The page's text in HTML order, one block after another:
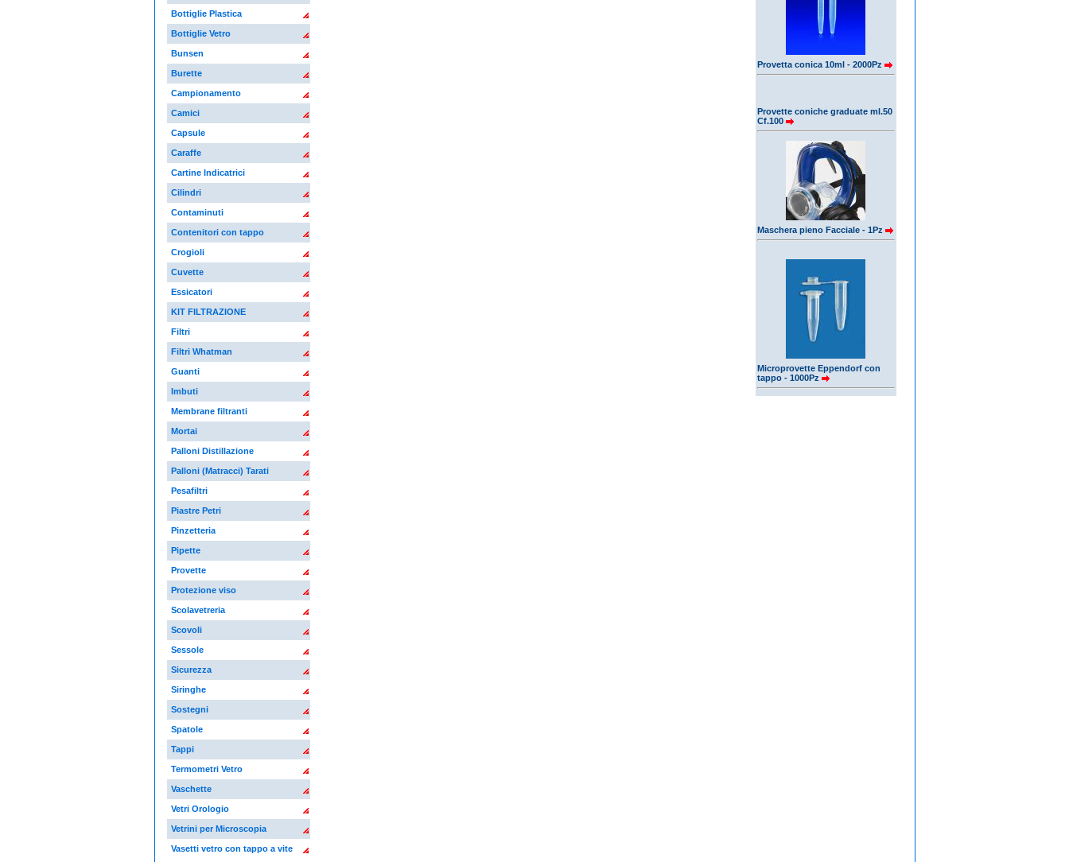
Bottiglie Plastica
Bottiglie Vetro
Bunsen
Burette
Campionamento
Camici
Capsule
Caraffe
Cartine Indicatrici
Cilindri
Contaminuti
Contenitori con tappo
Crogioli
Cuvette
Essicatori
KIT FILTRAZIONE
Filtri
Filtri Whatman
Guanti
Imbuti
Membrane filtranti
Mortai
Palloni Distillazione
Palloni (Matracci) Tarati
Pesafiltri
Piastre Petri
Pinzetteria
Pipette
Provette
Protezione viso
Scolavetreria
Scovoli
Sessole
Sicurezza
Siringhe
Sostegni
Spatole
Tappi
Termometri Vetro
Vaschette
Vetri Orologio
Vetrini per Microscopia
Vasetti vetro con tappo a vite
Provetta conica 10ml - 2000Pz
Provette coniche graduate ml.50
Cf.100
Maschera pieno Facciale - 1Pz
Microprovette Eppendorf con
tappo - 1000Pz